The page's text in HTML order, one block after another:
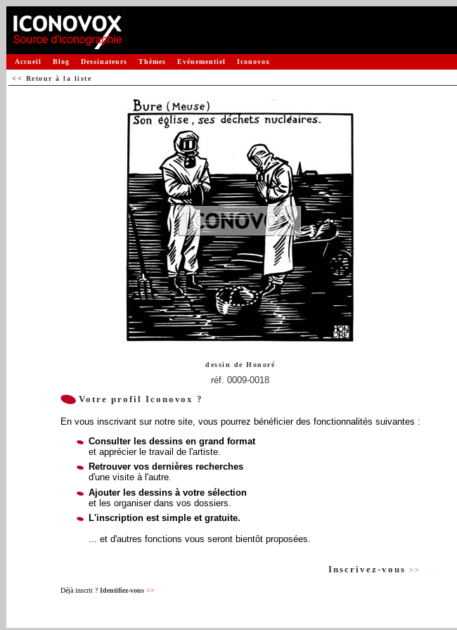
Accueil Blog Dessinateurs Thèmes Evénementiel Iconovox
<< Retour à la liste
dessin de Honoré
réf. 0009-0018
Votre profil Iconovox ?
En vous inscrivant sur notre site, vous pourrez bénéficier des fonctionnalités suivantes :
Consulter les dessins en grand format
et apprécier le travail de l'artiste.
Retrouver vos dernières recherches
d'une visite à l'autre.
Ajouter les dessins à votre sélection
et les organiser dans vos dossiers.
L'inscription est simple et gratuite.
... et d'autres fonctions vous seront bientôt proposées.
Inscrivez-vous >>
Déjà inscrit ? Identifiez-vous >>